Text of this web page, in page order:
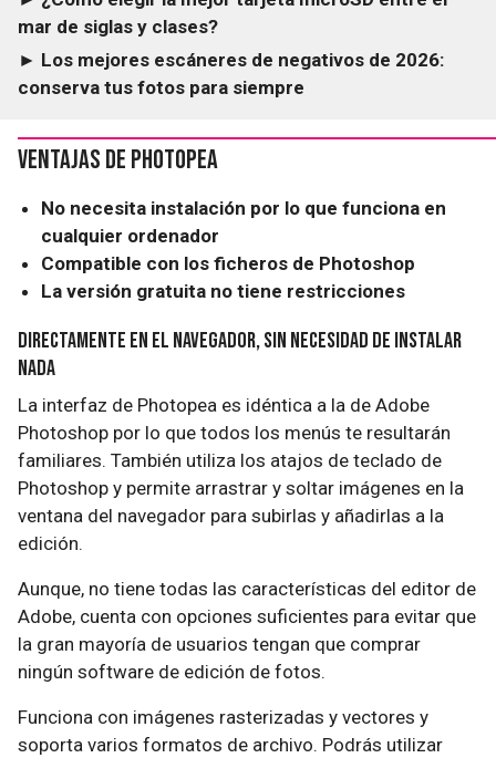
mar de siglas y clases?
► Los mejores escáneres de negativos de 2026:
conserva tus fotos para siempre
Ventajas de Photopea
No necesita instalación por lo que funciona en
cualquier ordenador
Compatible con los ficheros de Photoshop
La versión gratuita no tiene restricciones
Directamente en el navegador, sin necesidad de instalar
nada
La interfaz de Photopea es idéntica a la de Adobe
Photoshop por lo que todos los menús te resultarán
familiares. También utiliza los atajos de teclado de
Photoshop y permite arrastrar y soltar imágenes en la
ventana del navegador para subirlas y añadirlas a la
edición.
Aunque, no tiene todas las características del editor de
Adobe, cuenta con opciones suficientes para evitar que
la gran mayoría de usuarios tengan que comprar
ningún software de edición de fotos.
Funciona con imágenes rasterizadas y vectores y
soporta varios formatos de archivo. Podrás utilizar